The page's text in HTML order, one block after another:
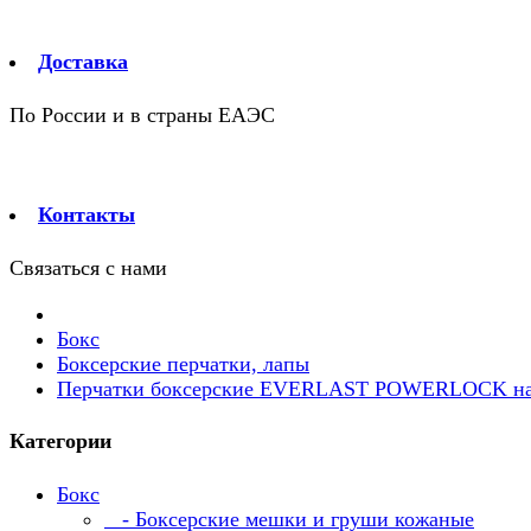
Доставка
По России и в страны ЕАЭС
Контакты
Связаться с нами
Бокс
Боксерские перчатки, лапы
Перчатки боксерские EVERLAST POWERLOCK
Категории
Бокс
- Боксерские мешки и груши кожаные